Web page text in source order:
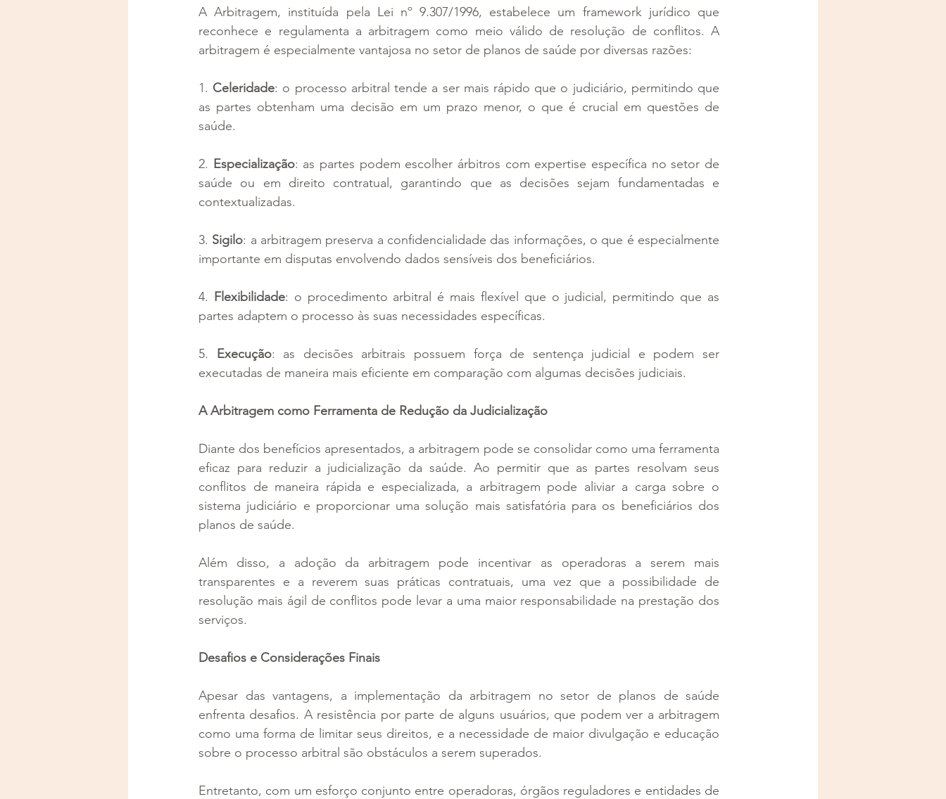
A Arbitragem, instituída pela Lei nº 9.307/1996, estabelece um framework jurídico que
reconhece e regulamenta a arbitragem como meio válido de resolução de conflitos. A
arbitragem é especialmente vantajosa no setor de planos de saúde por diversas razões:
1. Celeridade: o processo arbitral tende a ser mais rápido que o judiciário, permitindo que
as partes obtenham uma decisão em um prazo menor, o que é crucial em questões de
saúde.
2. Especialização: as partes podem escolher árbitros com expertise específica no setor de
saúde ou em direito contratual, garantindo que as decisões sejam fundamentadas e
contextualizadas.
3. Sigilo: a arbitragem preserva a confidencialidade das informações, o que é especialmente
importante em disputas envolvendo dados sensíveis dos beneficiários.
4. Flexibilidade: o procedimento arbitral é mais flexível que o judicial, permitindo que as
partes adaptem o processo às suas necessidades específicas.
5. Execução: as decisões arbitrais possuem força de sentença judicial e podem ser
executadas de maneira mais eficiente em comparação com algumas decisões judiciais.
A Arbitragem como Ferramenta de Redução da Judicialização
Diante dos benefícios apresentados, a arbitragem pode se consolidar como uma ferramenta
eficaz para reduzir a judicialização da saúde. Ao permitir que as partes resolvam seus
conflitos de maneira rápida e especializada, a arbitragem pode aliviar a carga sobre o
sistema judiciário e proporcionar uma solução mais satisfatória para os beneficiários dos
planos de saúde.
Além disso, a adoção da arbitragem pode incentivar as operadoras a serem mais
transparentes e a reverem suas práticas contratuais, uma vez que a possibilidade de
resolução mais ágil de conflitos pode levar a uma maior responsabilidade na prestação dos
serviços.
Desafios e Considerações Finais
Apesar das vantagens, a implementação da arbitragem no setor de planos de saúde
enfrenta desafios. A resistência por parte de alguns usuários, que podem ver a arbitragem
como uma forma de limitar seus direitos, e a necessidade de maior divulgação e educação
sobre o processo arbitral são obstáculos a serem superados.
Entretanto, com um esforço conjunto entre operadoras, órgãos reguladores e entidades de